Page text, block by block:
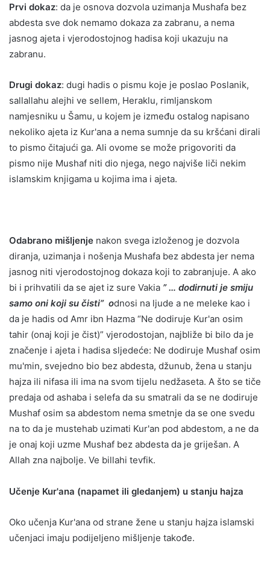
Prvi dokaz: da je osnova dozvola uzimanja Mushafa bez
abdesta sve dok nemamo dokaza za zabranu, a nema
jasnog ajeta i vjerodostojnog hadisa koji ukazuju na
zabranu.
Drugi dokaz: dugi hadis o pismu koje je poslao Poslanik,
sallallahu alejhi ve sellem, Heraklu, rimljanskom
namjesniku u Šamu, u kojem je između ostalog napisano
nekoliko ajeta iz Kur'ana a nema sumnje da su kršćani dirali
to pismo čitajući ga. Ali ovome se može prigovoriti da
pismo nije Mushaf niti dio njega, nego najviše liči nekim
islamskim knjigama u kojima ima i ajeta.
Odabrano mišljenje nakon svega izloženog je dozvola
diranja, uzimanja i nošenja Mushafa bez abdesta jer nema
jasnog niti vjerodostojnog dokaza koji to zabranjuje. A ako
bi i prihvatili da se ajet iz sure Vakia ” … dodirnuti je smiju
samo oni koji su čisti” odnosi na ljude a ne meleke kao i
da je hadis od Amr ibn Hazma “Ne dodiruje Kur'an osim
tahir (onaj koji je čist)” vjerodostojan, najbliže bi bilo da je
značenje i ajeta i hadisa sljedeće: Ne dodiruje Mushaf osim
mu'min, svejedno bio bez abdesta, džunub, žena u stanju
hajza ili nifasa ili ima na svom tijelu nedžaseta. A što se tiče
predaja od ashaba i selefa da su smatrali da se ne dodiruje
Mushaf osim sa abdestom nema smetnje da se one svedu
na to da je mustehab uzimati Kur'an pod abdestom, a ne da
je onaj koji uzme Mushaf bez abdesta da je griješan. A
Allah zna najbolje. Ve billahi tevfik.
Učenje Kur'ana (napamet ili gledanjem) u stanju hajza
Oko učenja Kur'ana od strane žene u stanju hajza islamski
učenjaci imaju podijeljeno mišljenje takođe.